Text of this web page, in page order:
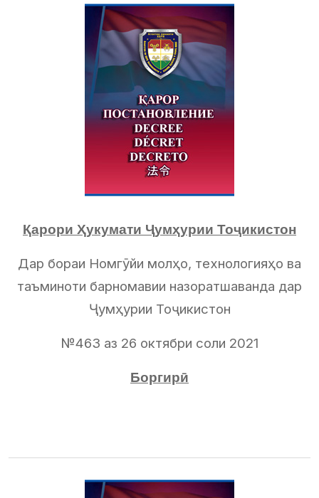
Қарори Ҳукумати Ҷумҳурии Тоҷикистон
Дар бораи Номгӯйи молҳо, технологияҳо ва
таъминоти барномавии назоратшаванда дар
Ҷумҳурии Тоҷикистон
№463 аз 26 октябри соли 2021
Боргирӣ